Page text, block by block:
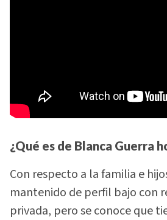
¿Qué es de Blanca Guerra
Con respecto a la familia e
mantenido de perfil bajo con
privada, pero se conoce que